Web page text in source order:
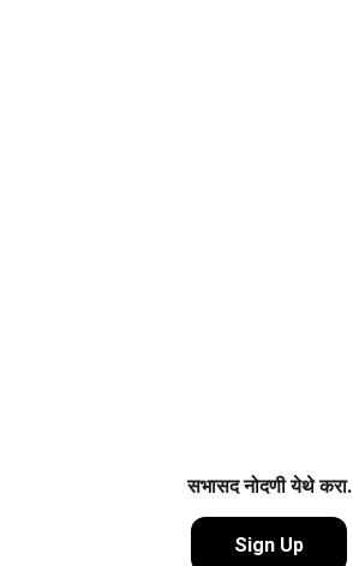
सभासद नोदणी येथे करा.
Sign Up